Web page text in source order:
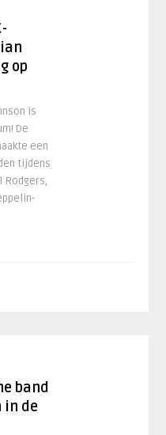
op
is
De
een
tijdens
Rodgers,
band
in de